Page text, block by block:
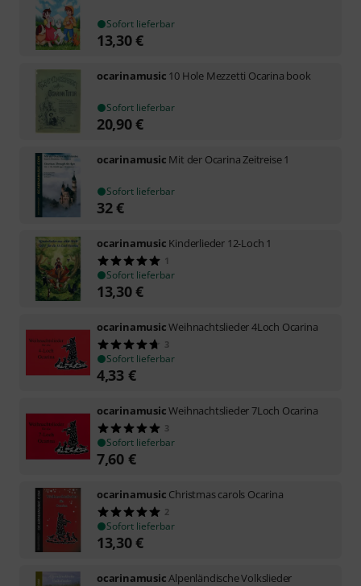
Sofort lieferbar
13,30€
ocarinamusic 10 Hole Mezzetti Ocarina book
Sofort lieferbar
20,90€
ocarinamusic Mit der Ocarina Zeitreise 1
Sofort lieferbar
32€
ocarinamusic Kinderlieder 12-Loch 1
1
Sofort lieferbar
13,30€
ocarinamusicWeihnachtslieder 4Loch Ocarina
3
Sofort lieferbar
4,33 €
ocarinamusicWeihnachtslieder 7Loch Ocarina
3
Sofort lieferbar
7,60 €
ocarinamusic Christmas carols Ocarina
2
Sofort lieferbar
13,30€
ocarinamusicAlpenländische Volkslieder